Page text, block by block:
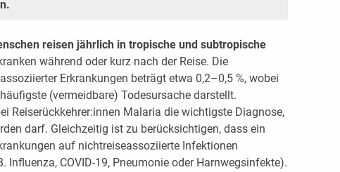
reisen jährlich in tropische und subtropische
während oder kurz nach der Reise. Die
Erkrankungen beträgt etwa 0,2–0,5 %, wobei
(vermeidbare) Todesursache darstellt.
Reiserückkehrer:innen Malaria die wichtigste Diagnose,
darf. Gleichzeitig ist zu berücksichtigen, dass ein
auf nichtreiseassoziierte Infektionen
Influenza, COVID-19, Pneumonie oder Harnwegsinfekte).